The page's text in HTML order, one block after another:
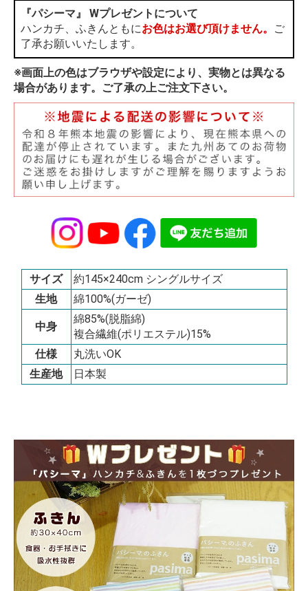
『パシーマ』 Wプレゼントについて
ハンカチ、ふきんともにお色はお選び頂けません。
ご
了承お願いいたします。
※画面上の色はブラウザや設定により、実物とは異なる
場合があります。ご了承の上ご注文下さい。
サイズ
約145×240cm シングルサイズ
生地
綿100%(ガーゼ)
中身
綿85%(脱脂綿)
複合繊維(ポリエステル)15%
仕様
丸洗いOK
生産地
日本製